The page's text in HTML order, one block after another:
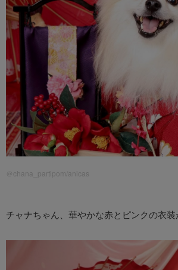
＠chana_partipom/anicas
チャナちゃん、華やかな赤とピンクの衣